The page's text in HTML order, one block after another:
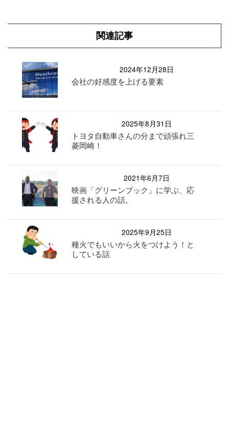
関連記事
2024年12月28日
会社の好感度を上げる要素
2025年8月31日
トヨタ自動車さんの分まで頑張れ三
菱岡崎！
2021年6月7日
映画「グリーンブック」に学ぶ、応
援される人の話。
2025年9月25日
種火でもいいから火をつけよう！と
している話